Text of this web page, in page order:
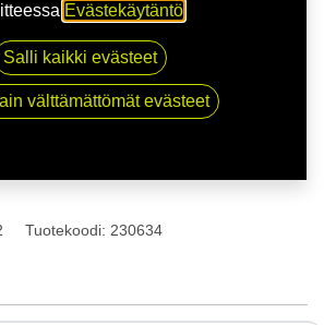
N'BLUE HD PLUS
Tuotekoodi: 230634
Evästekäytäntö
Salli kaikki evästeet
välttämättömät evästeet